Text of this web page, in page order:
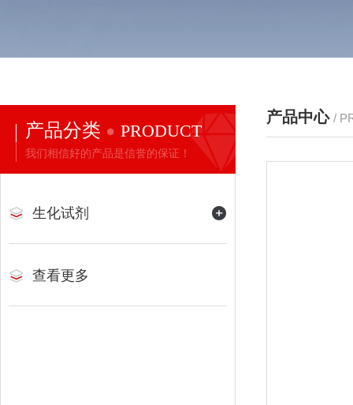
产品分类 PRODUCT
我们相信好的产品是信誉的保证！
生化试剂
查看更多
产品中心 /